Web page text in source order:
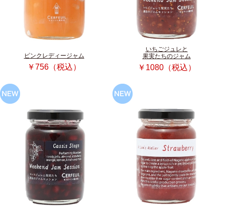
ピンクレディージャム
￥756（税込）
いちごジュレと
果実たちのジャム
￥1080（税込）